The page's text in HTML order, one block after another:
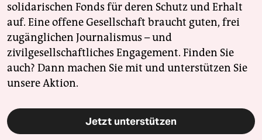
solidarischen Fonds für deren Schutz und Erhalt
auf. Eine offene Gesellschaft braucht guten, frei
zugänglichen Journalismus – und
zivilgesellschaftliches Engagement. Finden Sie
auch? Dann machen Sie mit und unterstützen Sie
unsere Aktion.
Jetzt unterstützen